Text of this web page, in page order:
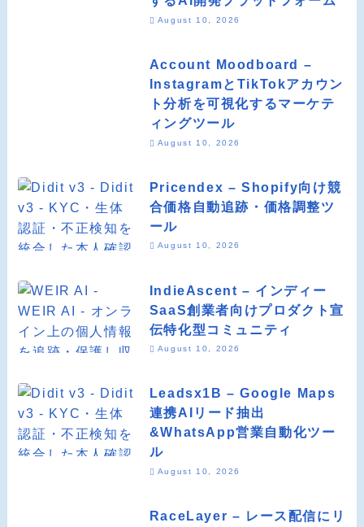
August 10, 2026
Account Moodboard –
InstagramとTikTokアカウン
ト分析を可視化するマーケテ
ィングツール
August 10, 2026
Pricendex – Shopify向け競
合価格自動追跡・価格調整ツ
ール
August 10, 2026
IndieAscent – インディー
SaaS創業者向けプロダクト宣
伝特化型コミュニティ
August 10, 2026
Leadsx1B – Google Maps
連携AIリード抽出
&WhatsApp営業自動化ツー
ル
August 10, 2026
RaceLayer – レース配信にリ